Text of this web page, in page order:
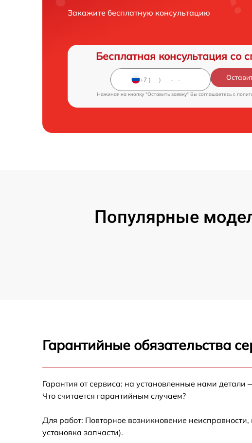
Закажите бесплатную консультацию
Бесплатная консультация со
Нажимая на кнопку "Оставить заявку" Вы соглашаетесь c
Популярные
Гарантийные обязательства
Гарантия от сервиса: на установленные нами детали
Что считается гарантийным случаем?
Для работ: Повторное возникновение
установка запчасти).